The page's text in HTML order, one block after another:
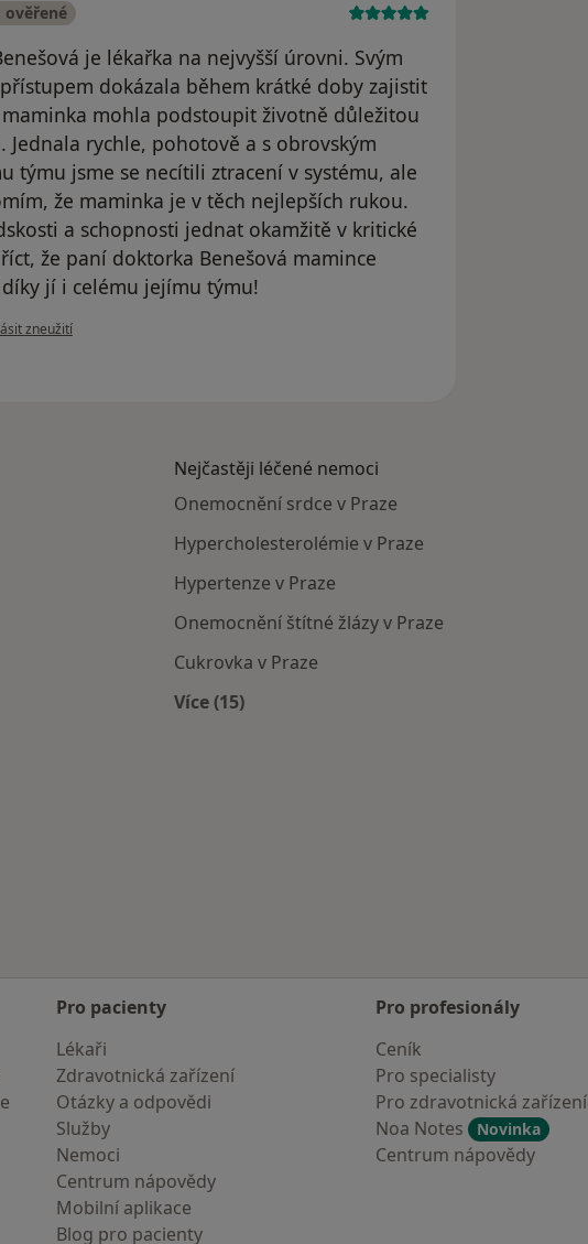
ověřené
je lékařka na nejvyšší úrovni. Svým
dokázala během krátké doby zajistit
mohla podstoupit životně důležitou
Jednala rychle, pohotově a s obrovským
týmu jsme se necítili ztracení v systému, ale
že maminka je v těch nejlepších rukou.
a schopnosti jednat okamžitě v kritické
že paní doktorka Benešová mamince
jí i celému jejímu týmu!
názoru uživatele Eugénia Rozman
zneužití
Nejčastěji léčené nemoci
Onemocnění srdce v Praze
Hypercholesterolémie v Praze
Hypertenze v Praze
Onemocnění štítné žlázy v Praze
Cukrovka v Praze
Více (15)
Pro pacienty
Lékaři
Zdravotnická zařízení
Otázky a odpovědi
Služby
Nemoci
Centrum nápovědy
Mobilní aplikace
Blog pro pacienty
Pro profesionály
Ceník
Pro specialisty
Pro zdravotnická zařízení
Noa Notes
Novinka
Centrum nápovědy